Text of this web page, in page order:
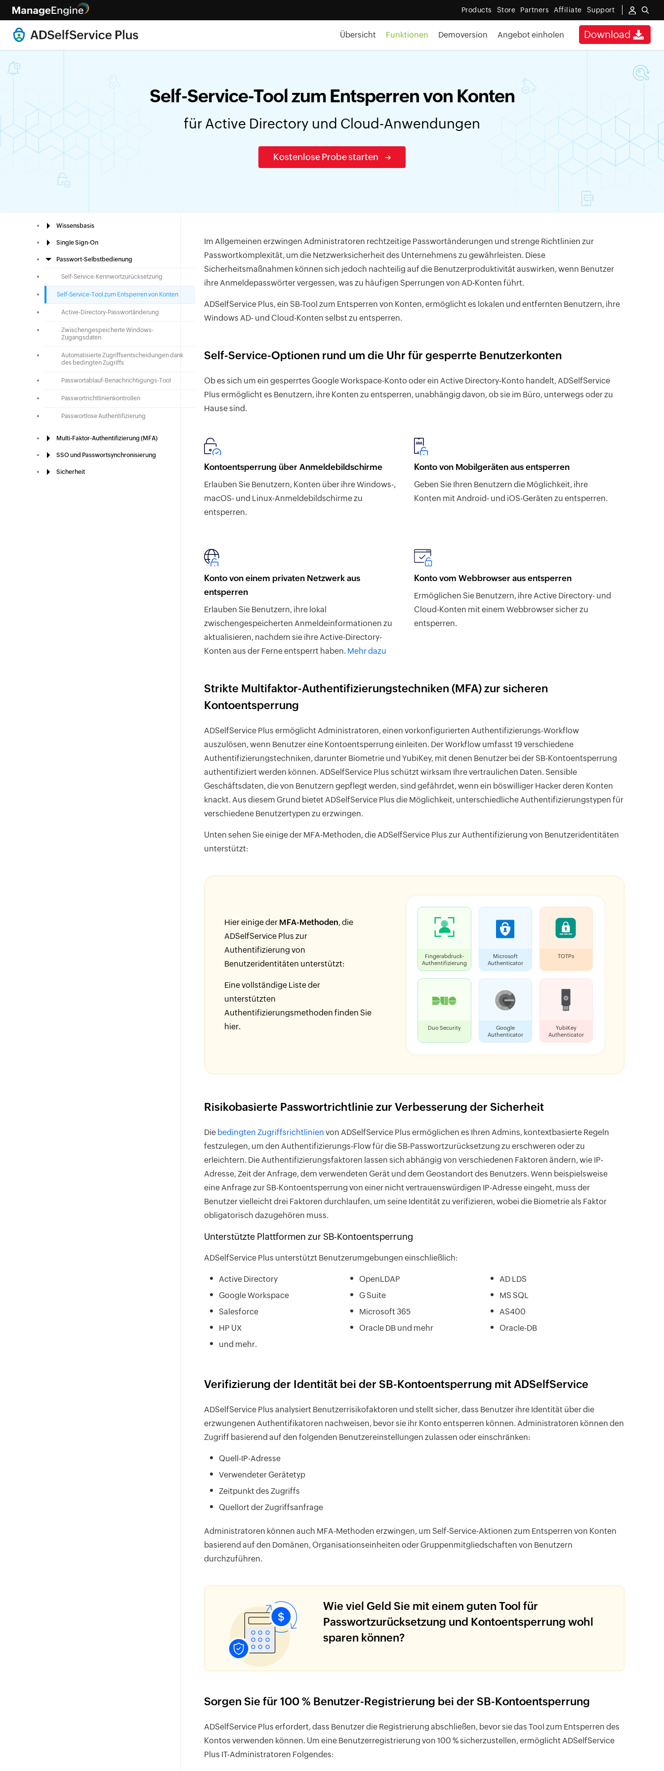
Products Store Partners Affiliate Support
Download
Übersicht Funktionen Demoversion Angebot einholen
Self-Service-Tool zum Entsperren von Konten
für Active Directory und Cloud-Anwendungen
Kostenlose Probe starten
Wissensbasis
Single Sign-On
Passwort-Selbstbedienung
Self-Service-Kennwortzurücksetzung
Self-Service-Tool zum Entsperren von Konten
Active-Directory-Passwortänderung
Zwischengespeicherte Windows-
Zugangsdaten
Automatisierte Zugriffsentscheidungen dank
des bedingten Zugriffs
Passwortablauf-Benachrichtigungs-Tool
Passwortrichtlinienkontrollen
Passwortlose Authentifizierung
Multi-Faktor-Authentifizierung (MFA)
SSO und Passwortsynchronisierung
Sicherheit
Im Allgemeinen erzwingen Administratoren rechtzeitige Passwortänderungen und strenge Richtlinien zur
Passwortkomplexität, um die Netzwerksicherheit des Unternehmens zu gewährleisten. Diese
Sicherheitsmaßnahmen können sich jedoch nachteilig auf die Benutzerproduktivität auswirken, wenn Benutzer
ihre Anmeldepasswörter vergessen, was zu häufigen Sperrungen von AD-Konten führt.
ADSelfService Plus, ein SB-Tool zum Entsperren von Konten, ermöglicht es lokalen und entfernten Benutzern, ihre
Windows AD- und Cloud-Konten selbst zu entsperren.
Self-Service-Optionen rund um die Uhr für gesperrte Benutzerkonten
Ob es sich um ein gesperrtes Google Workspace-Konto oder ein Active Directory-Konto handelt, ADSelfService
Plus ermöglicht es Benutzern, ihre Konten zu entsperren, unabhängig davon, ob sie im Büro, unterwegs oder zu
Hause sind.
Kontoentsperrung über Anmeldebildschirme
Erlauben Sie Benutzern, Konten über ihre Windows-,
macOS- und Linux-Anmeldebildschirme zu
entsperren.
Konto von Mobilgeräten aus entsperren
Geben Sie Ihren Benutzern die Möglichkeit, ihre
Konten mit Android- und iOS-Geräten zu entsperren.
Konto von einem privaten Netzwerk aus
entsperren
Erlauben Sie Benutzern, ihre lokal
zwischengespeicherten Anmeldeinformationen zu
aktualisieren, nachdem sie ihre Active-Directory-
Konten aus der Ferne entsperrt haben. Mehr dazu
Konto vom Webbrowser aus entsperren
Ermöglichen Sie Benutzern, ihre Active Directory- und
Cloud-Konten mit einem Webbrowser sicher zu
entsperren.
Strikte Multifaktor-Authentifizierungstechniken (MFA) zur sicheren
Kontoentsperrung
ADSelfService Plus ermöglicht Administratoren, einen vorkonfigurierten Authentifizierungs-Workflow
auszulösen, wenn Benutzer eine Kontoentsperrung einleiten. Der Workflow umfasst 19 verschiedene
Authentifizierungstechniken, darunter Biometrieund YubiKey, mit denen Benutzer bei der SB-Kontoentsperrung
authentifiziert werden können. ADSelfService Plus schützt wirksam Ihre vertraulichen Daten. Sensible
Geschäftsdaten, die von Benutzern gepflegt werden, sind gefährdet, wenn ein böswilliger Hacker deren Konten
knackt. Aus diesem Grund bietet ADSelfService Plus die Möglichkeit, unterschiedliche Authentifizierungstypen für
verschiedene Benutzertypen zu erzwingen.
Unten sehen Sie einige der MFA-Methoden, die ADSelfService Plus zur Authentifizierung von Benutzeridentitäten
unterstützt:
Hier einige der MFA-Methoden, die
ADSelfService Plus zur
Authentifizierung von
Benutzeridentitäten unterstützt:
Eine vollständige Liste der
unterstützten
Authentifizierungsmethoden finden Sie
hier.
Fingerabdruck-
Authentifizierung
Microsoft
Authenticator
TOTPs
Duo Security
Google
Authenticator
YubiKey
Authenticator
Risikobasierte Passwortrichtlinie zur Verbesserung der Sicherheit
Die bedingten Zugriffsrichtlinien von ADSelfService Plus ermöglichen es Ihren Admins, kontextbasierte Regeln
festzulegen, um den Authentifizierungs-Flow für die SB-Passwortzurücksetzung zu erschweren oder zu
erleichtern. Die Authentifizierungsfaktoren lassen sich abhängig von verschiedenen Faktoren ändern, wie IP-
Adresse, Zeit der Anfrage, dem verwendeten Gerät und dem Geostandort des Benutzers. Wenn beispielsweise
eine Anfrage zur SB-Kontoentsperrung von einer nicht vertrauenswürdigen IP-Adresse eingeht, muss der
Benutzer vielleicht drei Faktoren durchlaufen, um seine Identität zu verifizieren, wobei die Biometrieals Faktor
obligatorisch dazugehören muss.
Unterstützte Plattformen zur SB-Kontoentsperrung
ADSelfService Plus unterstützt Benutzerumgebungen einschließlich:
Active Directory OpenLDAP
AD LDS
Google Workspace
G Suite
MS SQL
Salesforce
Microsoft 365
AS400
HP UX
Oracle DB und mehr
Oracle-DB
und mehr.
Verifizierung der Identität bei der SB-Kontoentsperrung mit ADSelfService
ADSelfService Plus analysiert Benutzerrisikofaktoren und stellt sicher, dass Benutzer ihre Identität über die
erzwungenen Authentifikatoren nachweisen, bevor sie ihr Konto entsperren können. Administratoren können den
Zugriff basierend auf den folgenden Benutzereinstellungen zulassen oder einschränken:
Quell-IP-Adresse
Verwendeter Gerätetyp
Zeitpunkt des Zugriffs
Quellort der Zugriffsanfrage
Administratoren können auch MFA-Methoden erzwingen, um Self-Service-Aktionen zum Entsperren von Konten
basierend auf den Domänen, Organisationseinheiten oder Gruppenmitgliedschaften von Benutzern
durchzuführen.
Wie viel Geld Sie mit einem guten Tool für
Passwortzurücksetzung und Kontoentsperrung wohl
sparen können?
Sorgen Sie für 100 % Benutzer-Registrierung bei der SB-Kontoentsperrung
ADSelfService Plus erfordert, dass Benutzer die Registrierung abschließen, bevor sie das Tool zum Entsperren des
Kontos verwenden können. Um eine Benutzerregistrierung von 100 % sicherzustellen, ermöglicht ADSelfService
Plus IT-Administratoren Folgendes: